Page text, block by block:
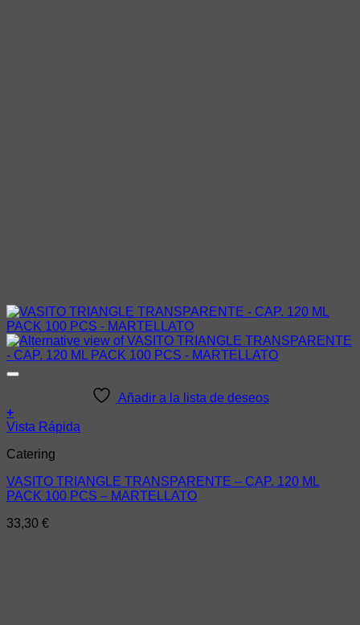
Añadir a la lista de deseos
+
Vista Rápida
Catering
VASITO TRIANGLE TRANSPARENTE – CAP. 120 ML
PACK 100 PCS – MARTELLATO
33,30 €